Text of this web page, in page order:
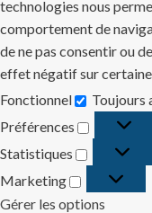
technologies nous
comportement de
de ne pas consentir ou
effet négatif sur
Fonctionnel
Toujours
Préférences
Statistiques
Marketing
Marketing
Gérer les options